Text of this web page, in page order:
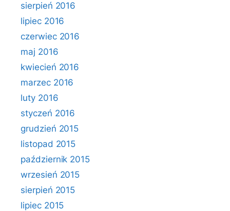
sierpień 2016
lipiec 2016
czerwiec 2016
maj 2016
kwiecień 2016
marzec 2016
luty 2016
styczeń 2016
grudzień 2015
listopad 2015
październik 2015
wrzesień 2015
sierpień 2015
lipiec 2015